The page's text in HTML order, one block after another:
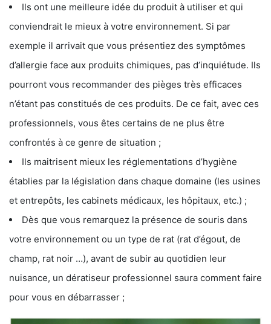
Ils ont une meilleure idée du produit à utiliser et qui
conviendrait le mieux à votre environnement. Si par
exemple il arrivait que vous présentiez des symptômes
d’allergie face aux produits chimiques, pas d’inquiétude. Ils
pourront vous recommander des pièges très efficaces
n’étant pas constitués de ces produits. De ce fait, avec ces
professionnels, vous êtes certains de ne plus être
confrontés à ce genre de situation ;
Ils maitrisent mieux les réglementations d’hygiène
établies par la législation dans chaque domaine (les usines
et entrepôts, les cabinets médicaux, les hôpitaux, etc.) ;
Dès que vous remarquez la présence de souris dans
votre environnement ou un type de rat (rat d’égout, de
champ, rat noir …), avant de subir au quotidien leur
nuisance, un dératiseur professionnel saura comment faire
pour vous en débarrasser ;